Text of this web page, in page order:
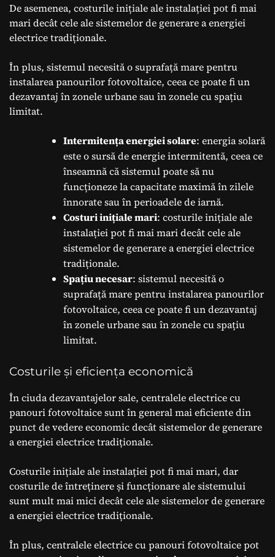
De asemenea, costurile inițiale ale instalației pot fi mai
mari decât cele ale sistemelor de generare a energiei
electrice tradiționale.
În plus, sistemul necesită o suprafață mare pentru
instalarea panourilor fotovoltaice, ceea ce poate fi un
dezavantaj în zonele urbane sau în zonele cu spațiu
limitat.
Intermitența energiei solare: energia solară
este o sursă de energie intermitentă, ceea ce
înseamnă că sistemul poate să nu
funcționeze la capacitate maximă în zilele
înnorate sau în perioadele de iarnă.
Costuri inițiale mari: costurile inițiale ale
instalației pot fi mai mari decât cele ale
sistemelor de generare a energiei electrice
tradiționale.
Spațiu necesar: sistemul necesită o
suprafață mare pentru instalarea panourilor
fotovoltaice, ceea ce poate fi un dezavantaj
în zonele urbane sau în zonele cu spațiu
limitat.
Costurile și eficiența economică
În ciuda dezavantajelor sale, centralele electrice cu
panouri fotovoltaice sunt în general mai eficiente din
punct de vedere economic decât sistemelor de generare
a energiei electrice tradiționale.
Costurile inițiale ale instalației pot fi mai mari, dar
costurile de întreținere și funcționare ale sistemului
sunt mult mai mici decât cele ale sistemelor de generare
a energiei electrice tradiționale.
În plus, centralele electrice cu panouri fotovoltaice pot